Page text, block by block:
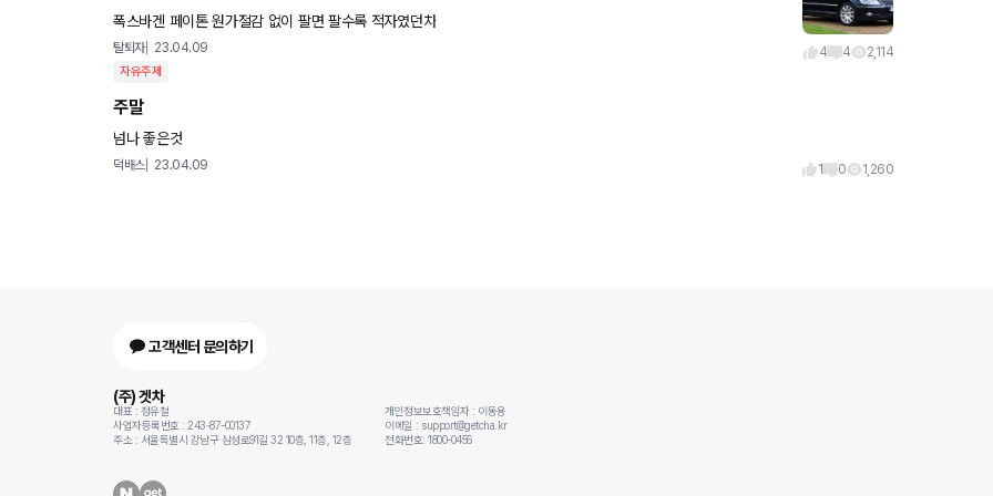
폭스바겐 페이톤 원가절감 없이 팔면 팔수록 적자였던차
탈퇴자 23.04.09 4 4 2,114
자유주제
주말
넘나 좋은것
덕배스 23.04.09 1 0 1,260
고객센터 문의하기
(주) 겟차
대표 : 정유철
사업자등록번호 : 243-87-00137
주소 : 서울특별시 강남구 삼성로91길 32 10층, 11층, 12층
개인정보보호책임자 : 이동용
이메일 : support@getcha.kr
전화번호: 1800-0456